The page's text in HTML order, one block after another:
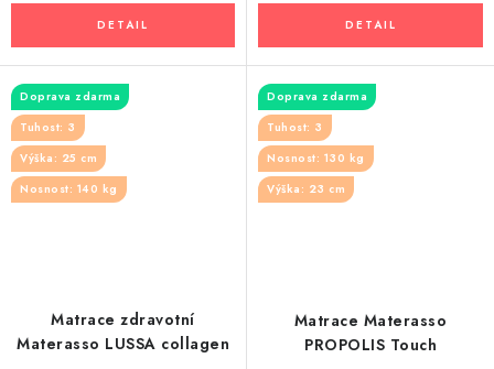
Matrace zdravotní
Materasso LUSSA collagen
Doprava zdarma
Tuhost: 3
Výška: 25 cm
Nosnost: 140 kg
Matrace Materasso
PROPOLIS Touch
Doprava zdarma
Tuhost: 3
Nosnost: 130 kg
Výška: 23 cm